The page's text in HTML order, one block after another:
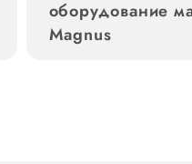
оборудование
Magnus